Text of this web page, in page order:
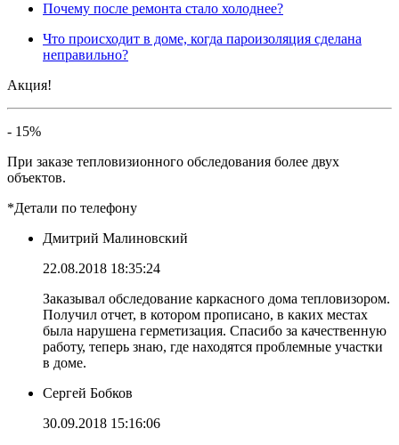
Почему после ремонта стало холоднее?
Что происходит в доме, когда пароизоляция сделана
неправильно?
Акция!
- 15%
При заказе тепловизионного обследования более двух
объектов.
*Детали по телефону
Дмитрий Малиновский
22.08.2018 18:35:24
Заказывал обследование каркасного дома тепловизором.
Получил отчет, в котором прописано, в каких местах
была нарушена герметизация. Спасибо за качественную
работу, теперь знаю, где находятся проблемные участки
в доме.
Сергей Бобков
30.09.2018 15:16:06